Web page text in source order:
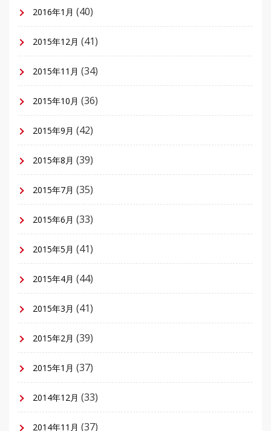
2016年1月 (40)
2015年12月 (41)
2015年11月 (34)
2015年10月 (36)
2015年9月 (42)
2015年8月 (39)
2015年7月 (35)
2015年6月 (33)
2015年5月 (41)
2015年4月 (44)
2015年3月 (41)
2015年2月 (39)
2015年1月 (37)
2014年12月 (33)
2014年11月 (37)